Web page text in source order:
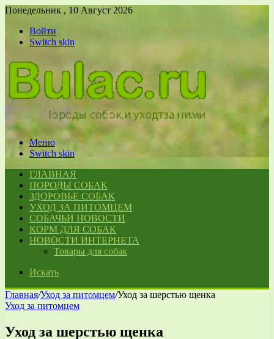
Понедельник , 10 Август 2026
Войти
Switch skin
Меню
Switch skin
ГЛАВНАЯ
ПОРОДЫ СОБАК
ЗДОРОВЬЕ СОБАК
УХОД ЗА ПИТОМЦЕМ
СОБАЧЬИ НОВОСТИ
КОРМ ДЛЯ СОБАК
НОВОСТИ ИНТЕРНЕТА
Товары для собак
Искать
Главная/Уход за питомцем/Уход за шерстью щенка
Уход за питомцем
Уход за шерстью щенка